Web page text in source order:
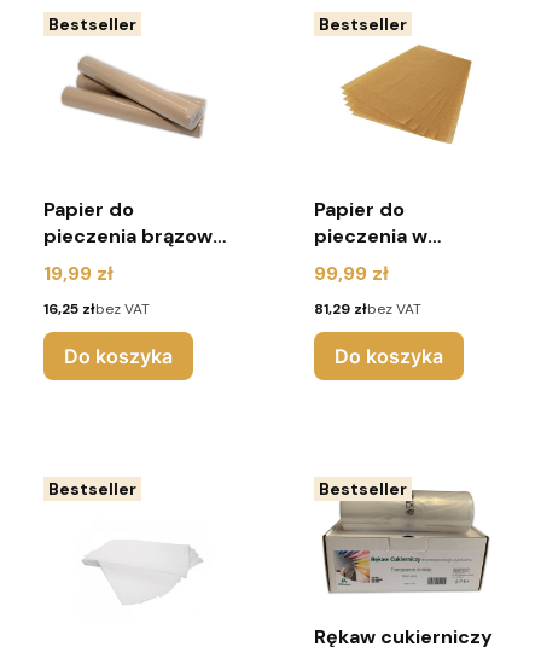
Bestseller
Papier do
pieczenia brązowy
38x50
Cena
19,99 zł
Cena
16,25 złbez VAT
Do koszyka
Bestseller
Papier do
pieczenia w
ryzach 60x40 cm,
Cena
99,99 zł
Cena
81,29 złbez VAT
Do koszyka
Bestseller Bestseller
Rękaw cukierniczy